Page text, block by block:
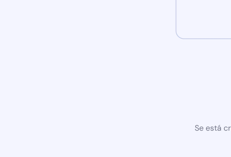
Se está